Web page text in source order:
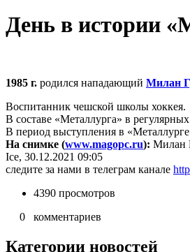
День в истории
1985 г. родился нападающий Милан
Воспитанник чешской школы хоккея.
В составе «Металлурга» в
В период выступления в
На снимке (www.magopc.ru): Милан
Ice, 30.12.2021 09:05
следите за нами в телеграм канале
4390 просмотров
0 комментариев
Категории новостей